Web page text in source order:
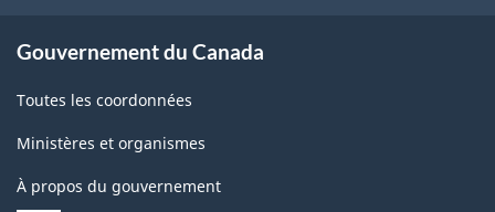
2012
de
la
Gouvernement du Canada
Toutes les coordonnées
Ministères et organismes
À propos du gouvernement